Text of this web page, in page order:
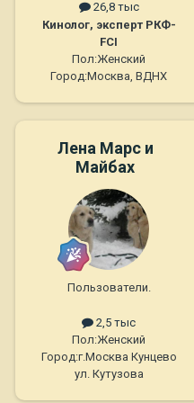
26,8 тыс
Кинолог, эксперт РКФ-
FCI
Пол:Женский
Город:Москва, ВДНХ
Лена Марс и
Майбах
Пользователи.
2,5 тыс
Пол:Женский
Город:г.Москва Кунцево
ул. Кутузова